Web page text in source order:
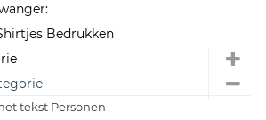
Bedrukken
tekst Personen